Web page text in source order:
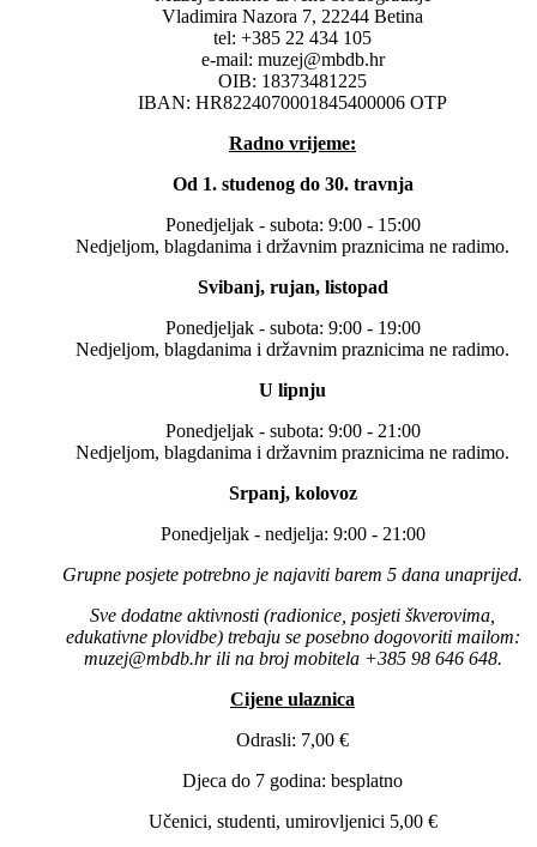
Vladimira Nazora 7, 22244 Betina
tel: +385 22 434 105
e-mail: muzej@mbdb.hr
OIB: 18373481225
IBAN: HR8224070001845400006 OTP
Radno vrijeme:
Od 1. studenog do 30. travnja
Ponedjeljak - subota: 9:00 - 15:00
Nedjeljom, blagdanima i državnim praznicima ne radimo.
Svibanj, rujan, listopad
Ponedjeljak - subota: 9:00 - 19:00
Nedjeljom, blagdanima i državnim praznicima ne radimo.
U lipnju
Ponedjeljak - subota: 9:00 - 21:00
Nedjeljom, blagdanima i državnim praznicima ne radimo.
Srpanj, kolovoz
Ponedjeljak - nedjelja: 9:00 - 21:00
Grupne posjete potrebno je najaviti barem 5 dana unaprijed.
Sve dodatne aktivnosti (radionice, posjeti škverovima,
edukativne plovidbe) trebaju se posebno dogovoriti mailom:
muzej@mbdb.hr ili na broj mobitela +385 98 646 648.
Cijene ulaznica
Odrasli: 7,00 €
Djeca do 7 godina: besplatno
Učenici, studenti, umirovljenici 5,00 €